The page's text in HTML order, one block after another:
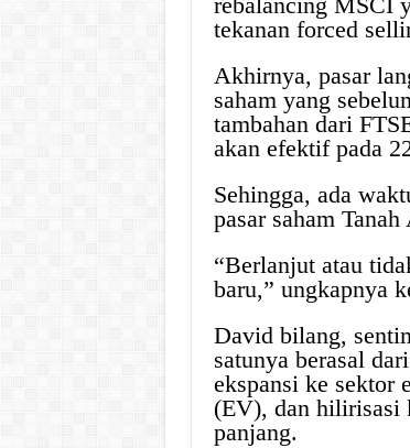
tekanan forced
Akhirnya, pasar
saham yang
tambahan dari
akan efektif pada
Sehingga, ada
pasar saham
“Berlanjut atau
baru,” ungkapnya
David bilang,
satunya berasal
ekspansi ke sektor
(EV), dan hilirisasi
panjang.